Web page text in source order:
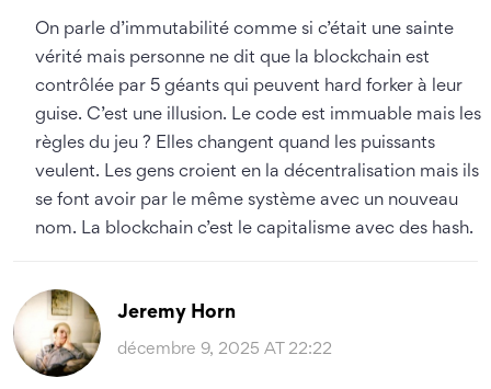
On parle d’immutabilité comme si c’était une sainte
vérité mais personne ne dit que la blockchain est
contrôlée par 5 géants qui peuvent hard forker à leur
guise. C’est une illusion. Le code est immuable mais les
règles du jeu ? Elles changent quand les puissants
veulent. Les gens croient en la décentralisation mais ils
se font avoir par le même système avec un nouveau
nom. La blockchain c’est le capitalisme avec des hash.
Jeremy Horn
décembre 9, 2025 AT 22:22